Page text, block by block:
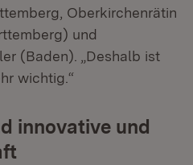
Oberkirchenrätin
und
(Baden). „Deshalb ist
wichtig.“
innovative und